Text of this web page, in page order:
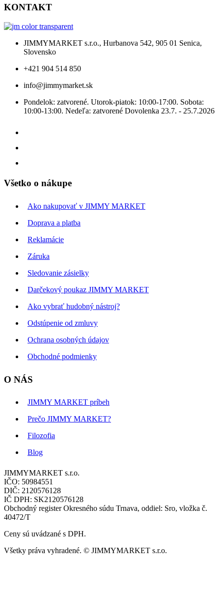
KONTAKT
JIMMYMARKET s.r.o., Hurbanova 542, 905 01 Senica,
Slovensko
+421 904 514 850
info@jimmymarket.sk
Pondelok: zatvorené. Utorok-piatok: 10:00-17:00. Sobota:
10:00-13:00. Nedeľa: zatvorené Dovolenka 23.7. - 25.7.2026
Všetko o nákupe
Ako nakupovať v JIMMY MARKET
Doprava a platba
Reklamácie
Záruka
Sledovanie zásielky
Darčekový poukaz JIMMY MARKET
Ako vybrať hudobný nástroj?
Odstúpenie od zmluvy
Ochrana osobných údajov
Obchodné podmienky
O NÁS
JIMMY MARKET príbeh
Prečo JIMMY MARKET?
Filozofia
Blog
JIMMYMARKET s.r.o.
IČO: 50984551
DIČ: 2120576128
IČ DPH: SK2120576128
Obchodný register Okresného súdu Trnava, oddiel: Sro, vložka č.
40472/T
Ceny sú uvádzané s DPH.
Všetky práva vyhradené. © JIMMYMARKET s.r.o.